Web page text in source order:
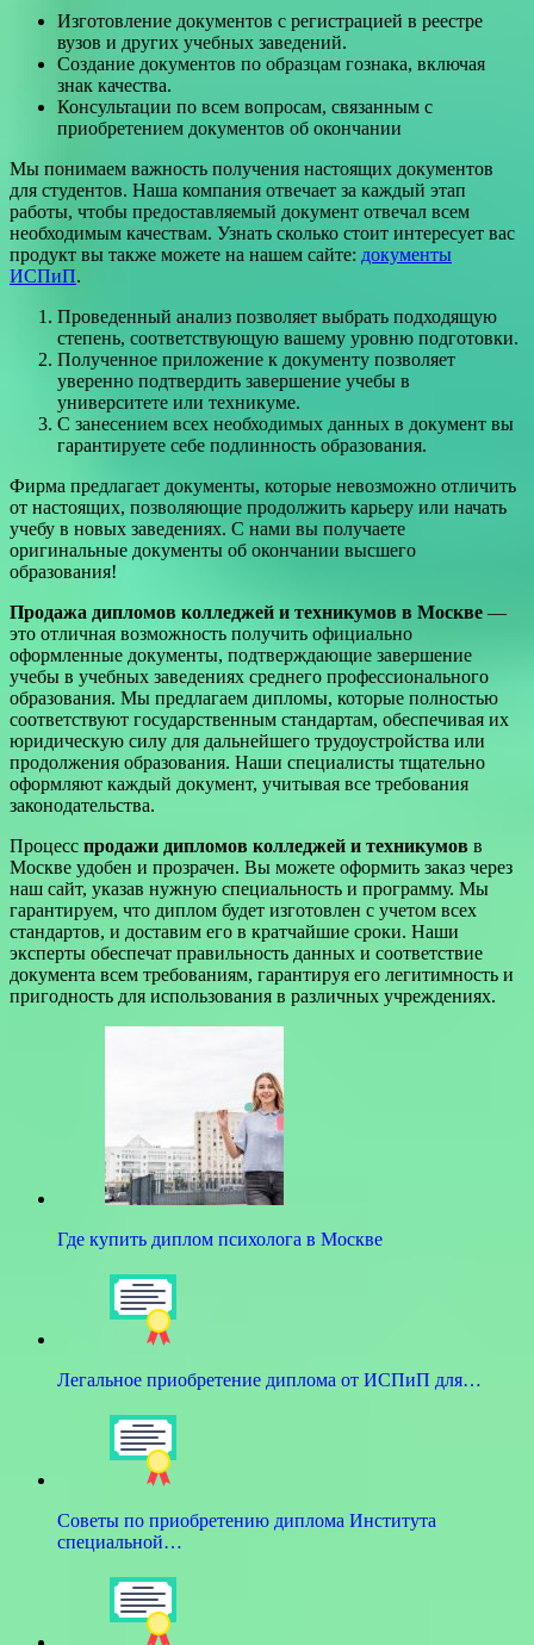
Изготовление документов с регистрацией в реестре
вузов и других учебных заведений.
Создание документов по образцам гознака, включая
знак качества.
Консультации по всем вопросам, связанным с
приобретением документов об окончании
Мы понимаем важность получения настоящих документов
для студентов. Наша компания отвечает за каждый этап
работы, чтобы предоставляемый документ отвечал всем
необходимым качествам. Узнать сколько стоит интересует вас
продукт вы также можете на нашем сайте: документы
ИСПиП.
Проведенный анализ позволяет выбрать подходящую
степень, соответствующую вашему уровню подготовки.
Полученное приложение к документу позволяет
уверенно подтвердить завершение учебы в
университете или техникуме.
С занесением всех необходимых данных в документ вы
гарантируете себе подлинность образования.
Фирма предлагает документы, которые невозможно отличить
от настоящих, позволяющие продолжить карьеру или начать
учебу в новых заведениях. С нами вы получаете
оригинальные документы об окончании высшего
образования!
Продажа дипломов колледжей и техникумов в Москве —
это отличная возможность получить официально
оформленные документы, подтверждающие завершение
учебы в учебных заведениях среднего профессионального
образования. Мы предлагаем дипломы, которые полностью
соответствуют государственным стандартам, обеспечивая их
юридическую силу для дальнейшего трудоустройства или
продолжения образования. Наши специалисты тщательно
оформляют каждый документ, учитывая все требования
законодательства.
Процесс продажи дипломов колледжей и техникумов в
Москве удобен и прозрачен. Вы можете оформить заказ через
наш сайт, указав нужную специальность и программу. Мы
гарантируем, что диплом будет изготовлен с учетом всех
стандартов, и доставим его в кратчайшие сроки. Наши
эксперты обеспечат правильность данных и соответствие
документа всем требованиям, гарантируя его легитимность и
пригодность для использования в различных учреждениях.
Где купить диплом психолога в Москве
Легальное приобретение диплома от ИСПиП для…
Советы по приобретению диплома Института
специальной…